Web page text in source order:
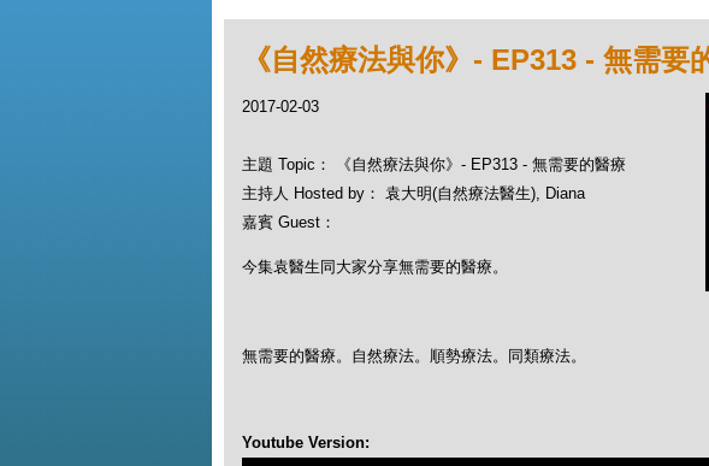
《自然療法與你》- EP313 - 無需要
2017-02-03
主題 Topic： 《自然療法與你》- EP313 - 無需要的醫療
主持人 Hosted by： 袁大明(自然療法醫生), Diana
嘉賓 Guest：
今集袁醫生同大家分享無需要的醫療。
無需要的醫療。自然療法。順勢療法。同類療法。
Youtube Version: